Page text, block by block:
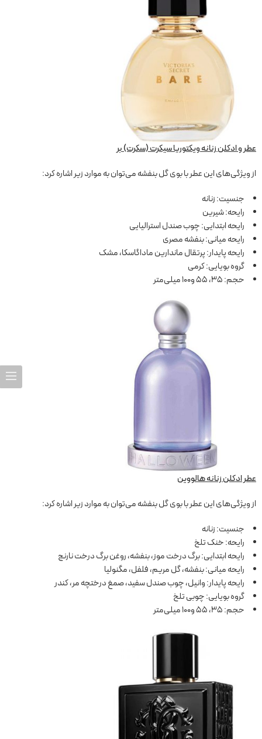
عطر و ادکلن زنانه ویکتوریا سیکرت (سکرت) بر
از ویژگی‌های این عطر با بوی گل بنفشه می‌توان به موارد زیر اشاره کرد:
جنسیت: زنانه
رایحه: شیرین
رایحه ابتدایی: چوب صندل استرالیایی
رایحه میانی: بنفشه مصری
رایحه پایدار: پرتقال ماندارین ماداگاسکا، مشک
گروه بویایی: کرمی
حجم: 35، 55 و100 میلی‌متر
عطر ادکلن زنانه هالووین
از ویژگی‌های این عطر با بوی گل بنفشه می‌توان به موارد زیر اشاره کرد:
جنسیت: زنانه
رایحه: خنک تلخ
رایحه ابتدایی: برگ درخت موز، بنفشه، روغن برگ درخت نارنج
رایحه میانی: بنفشه، گل مریم، فلفل، مگنولیا
رایحه پایدار: وانیل، چوب صندل سفید، صمغ درختچه مر، کندر
گروه بویایی: چوبی تلخ
حجم: 35، 55 و100 میلی‌متر